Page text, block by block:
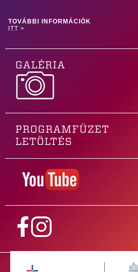
TOVÁBBI INFORMÁCIÓK
ITT >
GALÉRIA
PROGRAMFÜZET
LETÖLTÉS